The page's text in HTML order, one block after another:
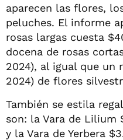
aparecen las flores,
peluches. El informe
rosas largas cuesta
docena de rosas
2024), al igual que un
2024) de flores
También se estila
son: la Vara de Lilium
y la Vara de Yerbera